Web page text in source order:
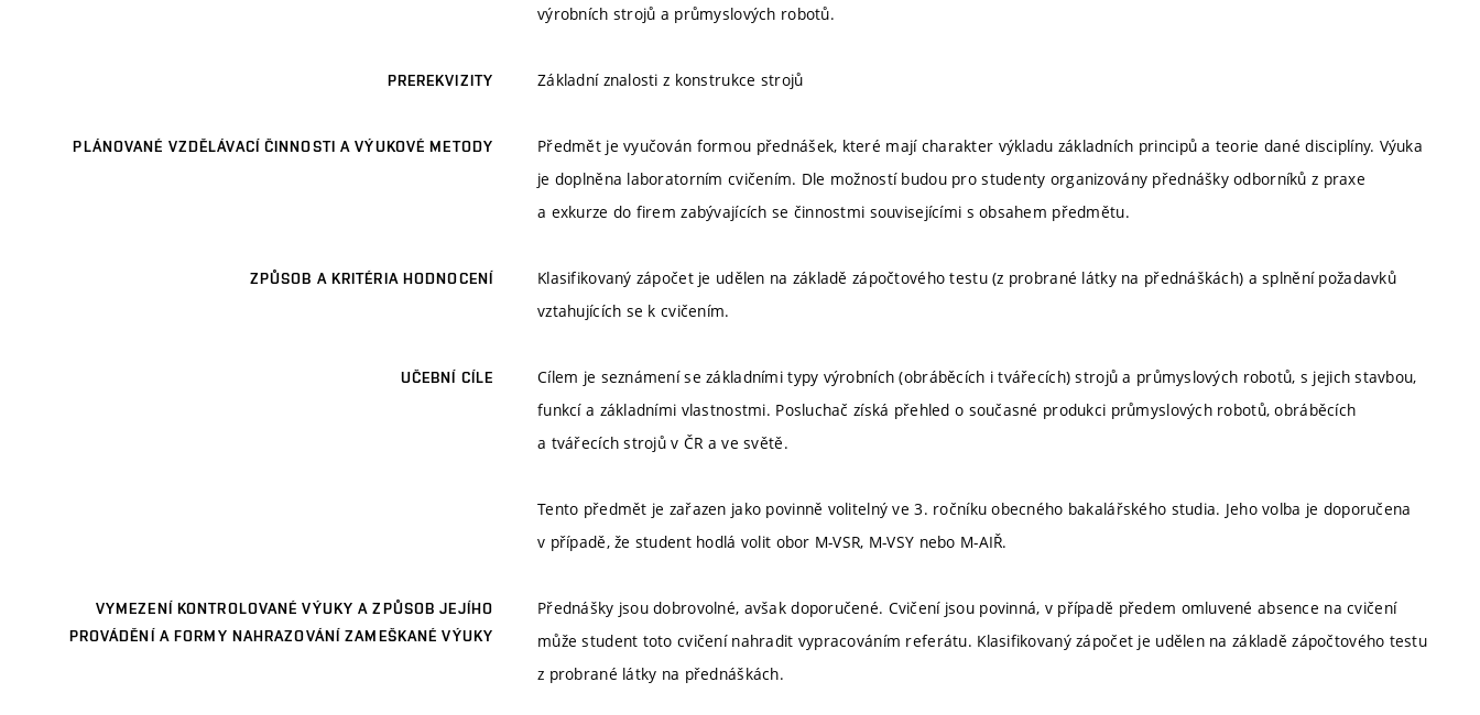
výrobních strojů a průmyslových robotů.
PREREKVIZITY Základní znalosti z konstrukce strojů
PLÁNOVANÉ VZDĚLÁVACÍ ČINNOSTI A VÝUKOVÉ METODY
Předmět je vyučován formou přednášek, které mají charakter výkladu základních principů a teorie dané disciplíny. Výuka
je doplněna laboratorním cvičením. Dle možností budou pro studenty organizovány přednášky odborníků z praxe
a exkurze do firem zabývajících se činnostmi souvisejícími s obsahem předmětu.
ZPŮSOB A KRITÉRIA HODNOCENÍ
Klasifikovaný zápočet je udělen na základě zápočtového testu (z probrané látky na přednáškách) a splnění požadavků
vztahujících se k cvičením.
UČEBNÍ CÍLE
Cílem je seznámení se základními typy výrobních (obráběcích i tvářecích) strojů a průmyslových robotů, s jejich stavbou,
funkcí a základními vlastnostmi. Posluchač získá přehled o současné produkci průmyslových robotů, obráběcích
a tvářecích strojů v ČR a ve světě.
Tento předmět je zařazen jako povinně volitelný ve 3. ročníku obecného bakalářského studia. Jeho volba je doporučena
v případě, že student hodlá volit obor M-VSR, M-VSY nebo M-AIŘ.
VYMEZENÍ KONTROLOVANÉ VÝUKY A ZPŮSOB JEJÍHO
PROVÁDĚNÍ A FORMY NAHRAZOVÁNÍ ZAMEŠKANÉ VÝUKY
Přednášky jsou dobrovolné, avšak doporučené. Cvičení jsou povinná, v případě předem omluvené absence na cvičení
může student toto cvičení nahradit vypracováním referátu. Klasifikovaný zápočet je udělen na základě zápočtového testu
z probrané látky na přednáškách.